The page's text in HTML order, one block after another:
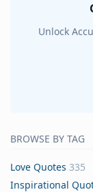
Unlock
BROWSE BY TAG
Love Quotes 335
Inspirational